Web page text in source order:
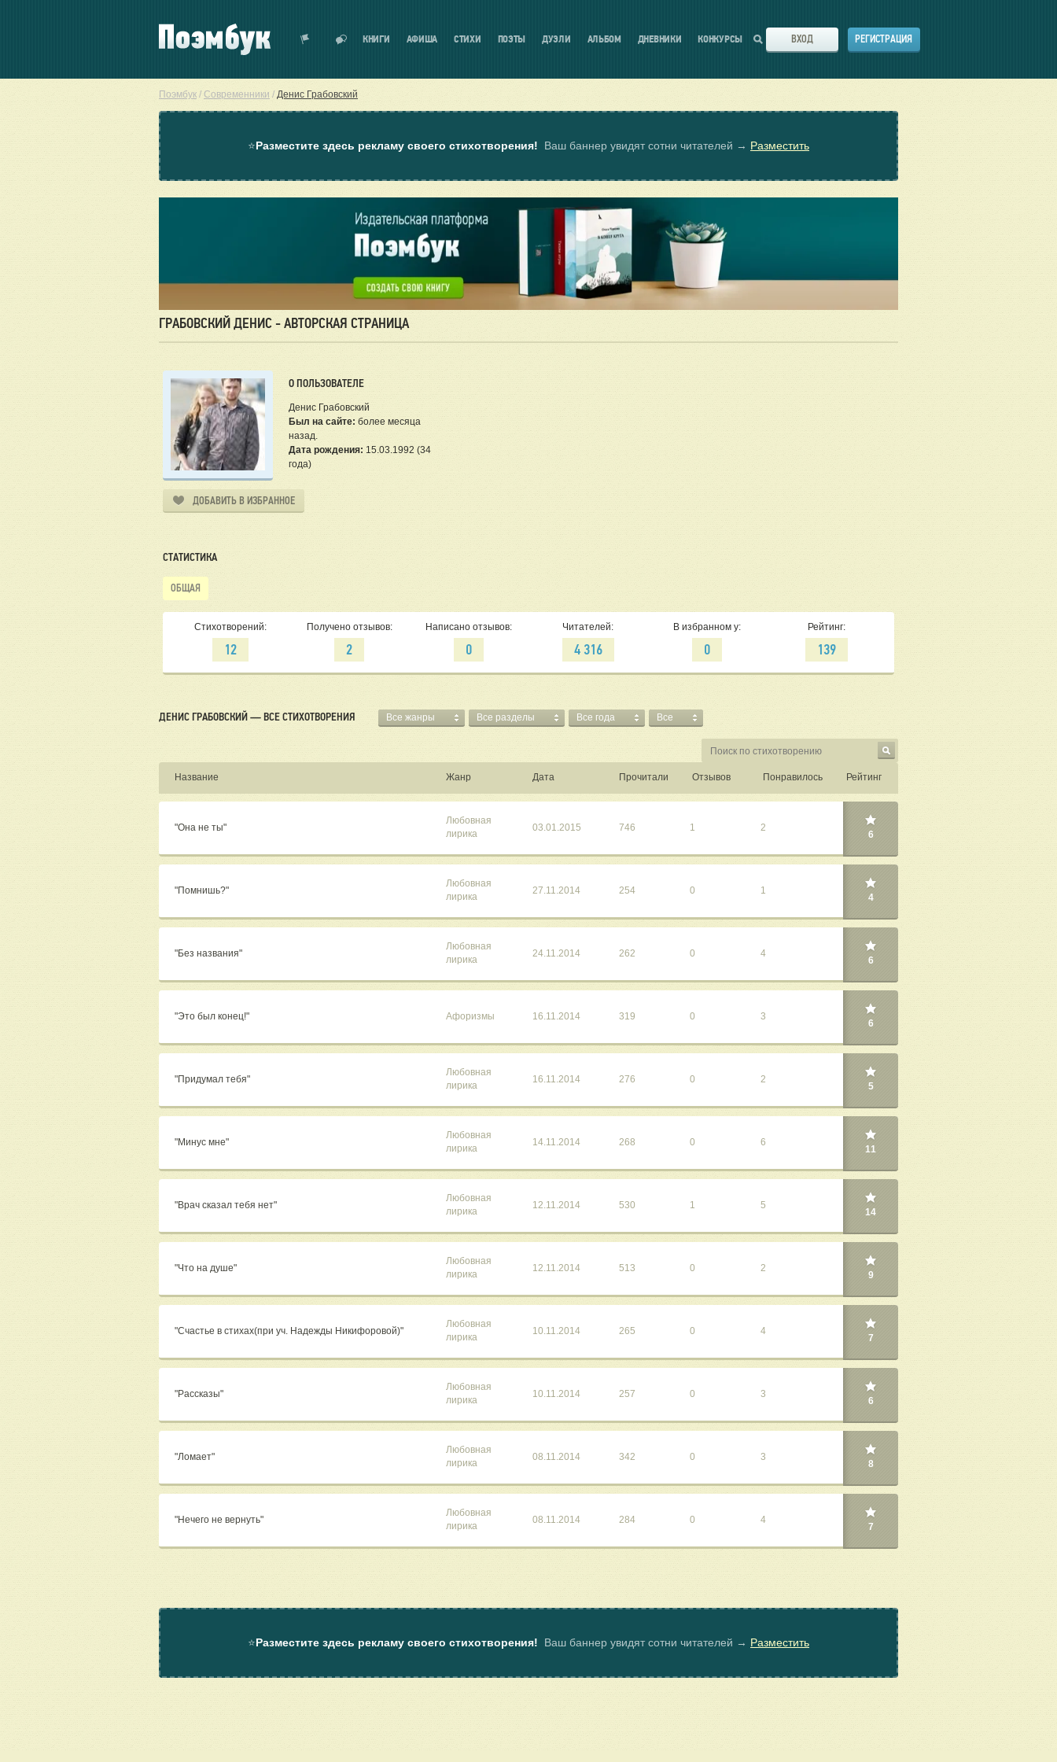
КНИГИ АФИША СТИХИ ПОЭТЫ ДУЭЛИ АЛЬБОМ ДНЕВНИКИ КОНКУРСЫ ВХОД РЕГИСТРАЦИЯ
Поэмбук / Современники / Денис Грабовский
⭐Разместите здесь рекламу своего стихотворения! Ваш баннер увидят сотни читателей → Разместить
ГРАБОВСКИЙ ДЕНИС - АВТОРСКАЯ СТРАНИЦА
О ПОЛЬЗОВАТЕЛЕ
Денис Грабовский
Был на сайте: более месяца
назад.
Дата рождения: 15.03.1992 (34
года)
ДОБАВИТЬ В ИЗБРАННОЕ
СТАТИСТИКА
ОБЩАЯ
Стихотворений:
12
Получено отзывов:
2
Написано отзывов:
0
Читателей:
4 316
В избранном у:
0
Рейтинг:
139
ДЕНИС ГРАБОВСКИЙ — ВСЕ СТИХОТВОРЕНИЯ Все жанры Все разделы Все года Все
Название Жанр Дата Прочитали Отзывов Понравилось Рейтинг
"Она не ты"
Любовная
лирика
03.01.2015 746 1 2
6
"Помнишь?"
Любовная
лирика
27.11.2014 254 0 1
4
"Без названия"
Любовная
лирика
24.11.2014 262 0 4
6
"Это был конец!" Афоризмы 16.11.2014 319 0 3
6
"Придумал тебя"
Любовная
лирика
16.11.2014 276 0 2
5
"Минус мне"
Любовная
лирика
14.11.2014 268 0 6
11
"Врач сказал тебя нет"
Любовная
лирика
12.11.2014 530 1 5
14
"Что на душе"
Любовная
лирика
12.11.2014 513 0 2
9
"Счастье в стихах(при уч. Надежды Никифоровой)"
Любовная
лирика
10.11.2014 265 0 4
7
"Рассказы"
Любовная
лирика
10.11.2014 257 0 3
6
"Ломает"
Любовная
лирика
08.11.2014 342 0 3
8
"Нечего не вернуть"
Любовная
лирика
08.11.2014 284 0 4
7
⭐Разместите здесь рекламу своего стихотворения! Ваш баннер увидят сотни читателей → Разместить